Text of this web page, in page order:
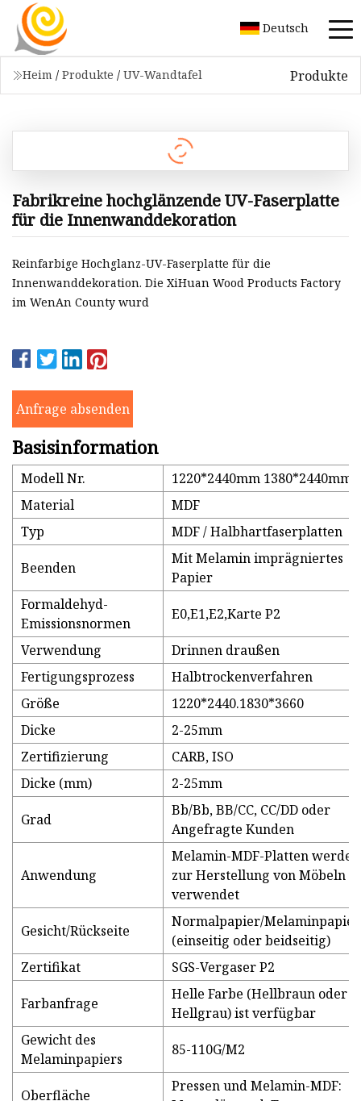
Deutsch
Heim / Produkte / UV-Wandtafel Produkte
Fabrikreine hochglänzende UV-Faserplatte
für die Innenwanddekoration
Reinfarbige Hochglanz-UV-Faserplatte für die
Innenwanddekoration. Die XiHuan Wood Products Factory
im WenAn County wurd
Anfrage absenden
Basisinformation
Modell Nr.
1220*2440mm 1380*2440mm
Material
MDF
Typ
MDF / Halbhartfaserplatten
Beenden
Mit Melamin imprägniertes
Papier
Formaldehyd-
Emissionsnormen
E0,E1,E2,Karte P2
Verwendung
Drinnen draußen
Fertigungsprozess
Halbtrockenverfahren
Größe
1220*2440.1830*3660
Dicke
2-25mm
Zertifizierung
CARB, ISO
Dicke (mm)
2-25mm
Grad
Bb/Bb, BB/CC, CC/DD oder
Angefragte Kunden
Anwendung
Melamin-MDF-Platten werden
zur Herstellung von Möbeln
verwendet
Gesicht/Rückseite
Normalpapier/Melaminpapier
(einseitig oder beidseitig)
Zertifikat
SGS-Vergaser P2
Farbanfrage
Helle Farbe (Hellbraun oder
Hellgrau) ist verfügbar
Gewicht des
Melaminpapiers
85-110G/M2
Oberfläche
Pressen und Melamin-MDF: